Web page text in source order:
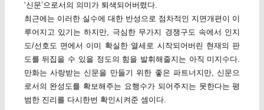
‘신문’으로서의 의미가 퇴색되어버렸다.
최근에는 이러한 실수에 대한 반성으로 점차적인 지면개편이 이
루어지고 있기는 하지만, 극심한 무가지 경쟁구도 속에서 인지
도/선호도 면에서 이미 확실한 열세로 시작되어버린 현재의 판
도를 뒤집을 수 있을 정도의 힘을 발휘해줄지는 아직 미지수다.
만화는 사랑받는 신문을 만들기 위한 좋은 파트너지만, 신문으
로서의 완성도를 확보해주는 요행수가 되어주지는 못한다는 평
범한 진리를 다시한번 확인시켜준 셈이다.